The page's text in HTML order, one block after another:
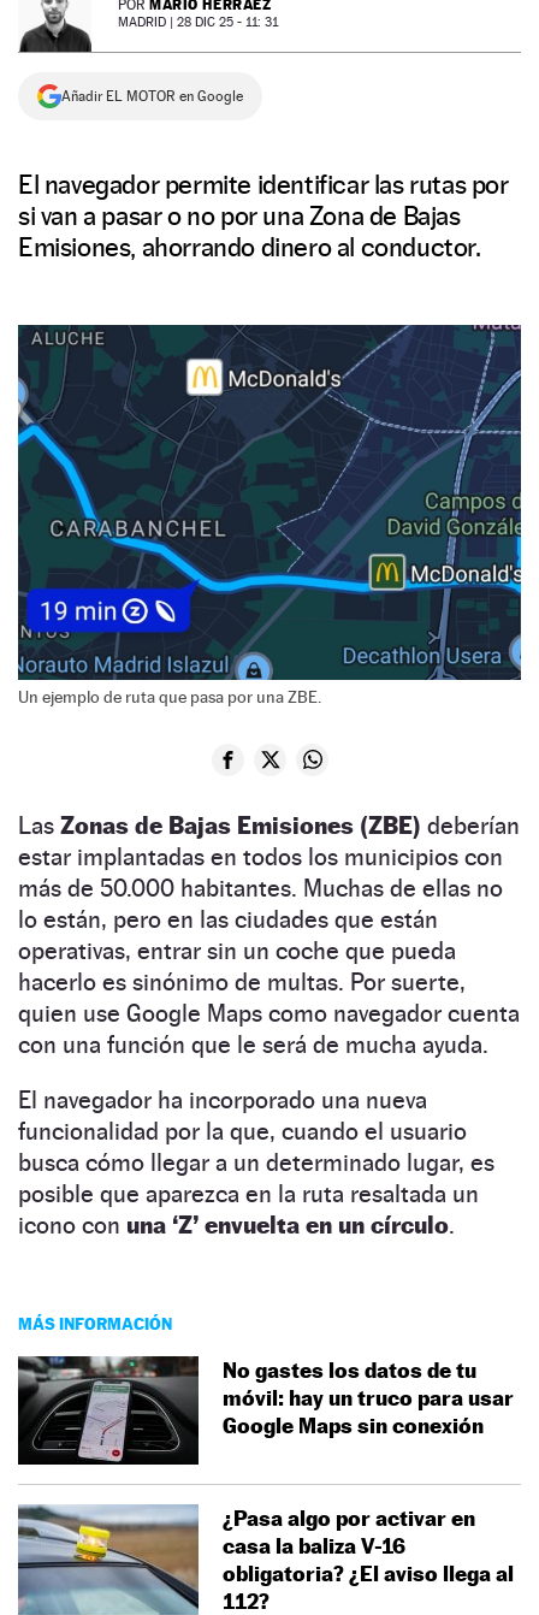
NEWSLETTER
SÍGUENOS
POR MARIO HERRÁEZ
MADRID | 28 DIC 25 - 11: 31
Añadir EL MOTOR en Google
El navegador permite identificar las rutas por
si van a pasar o no por una Zona de Bajas
Emisiones, ahorrando dinero al conductor.
Un ejemplo de ruta que pasa por una ZBE.
Las Zonas de Bajas Emisiones (ZBE) deberían
estar implantadas en todos los municipios con
más de 50.000 habitantes. Muchas de ellas no
lo están, pero en las ciudades que están
operativas, entrar sin un coche que pueda
hacerlo es sinónimo de multas. Por suerte,
quien use Google Maps como navegador cuenta
con una función que le será de mucha ayuda.
El navegador ha incorporado una nueva
funcionalidad por la que, cuando el usuario
busca cómo llegar a un determinado lugar, es
posible que aparezca en la ruta resaltada un
icono con una ‘Z’ envuelta en un círculo.
MÁS INFORMACIÓN
No gastes los datos de tu
móvil: hay un truco para usar
Google Maps sin conexión
¿Pasa algo por activar en
casa la baliza V-16
obligatoria? ¿El aviso llega al
112?